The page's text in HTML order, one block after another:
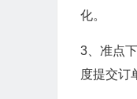
化。
3、准点
度提交订